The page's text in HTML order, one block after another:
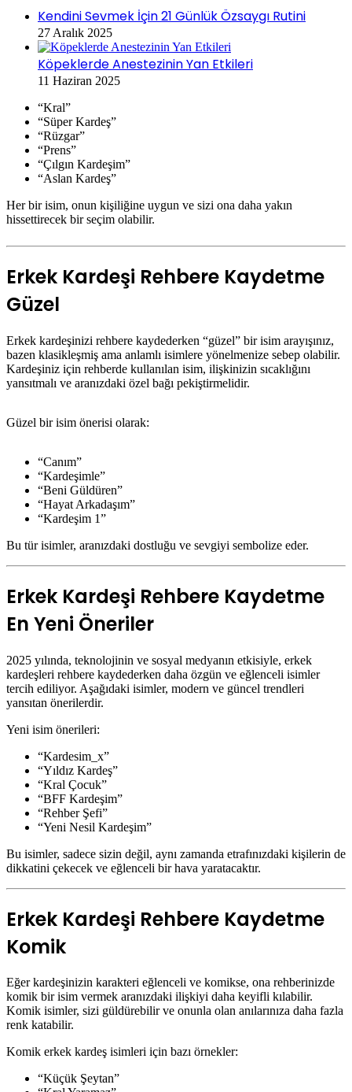
Kendini Sevmek İçin 21 Günlük Özsaygı Rutini
27 Aralık 2025
Köpeklerde Anestezinin Yan Etkileri
11 Haziran 2025
“Kral”
“Süper Kardeş”
“Rüzgar”
“Prens”
“Çılgın Kardeşim”
“Aslan Kardeş”
Her bir isim, onun kişiliğine uygun ve sizi ona daha yakın
hissettirecek bir seçim olabilir.
Erkek Kardeşi Rehbere Kaydetme
Güzel
Erkek kardeşinizi rehbere kaydederken “güzel” bir isim arayışınız,
bazen klasikleşmiş ama anlamlı isimlere yönelmenize sebep olabilir.
Kardeşiniz için rehberde kullanılan isim, ilişkinizin sıcaklığını
yansıtmalı ve aranızdaki özel bağı pekiştirmelidir.
Güzel bir isim önerisi olarak:
“Canım”
“Kardeşimle”
“Beni Güldüren”
“Hayat Arkadaşım”
“Kardeşim 1”
Bu tür isimler, aranızdaki dostluğu ve sevgiyi sembolize eder.
Erkek Kardeşi Rehbere Kaydetme
En Yeni Öneriler
2025 yılında, teknolojinin ve sosyal medyanın etkisiyle, erkek
kardeşleri rehbere kaydederken daha özgün ve eğlenceli isimler
tercih ediliyor. Aşağıdaki isimler, modern ve güncel trendleri
yansıtan önerilerdir.
Yeni isim önerileri:
“Kardesim_x”
“Yıldız Kardeş”
“Kral Çocuk”
“BFF Kardeşim”
“Rehber Şefi”
“Yeni Nesil Kardeşim”
Bu isimler, sadece sizin değil, aynı zamanda etrafınızdaki kişilerin de
dikkatini çekecek ve eğlenceli bir hava yaratacaktır.
Erkek Kardeşi Rehbere Kaydetme
Komik
Eğer kardeşinizin karakteri eğlenceli ve komikse, ona rehberinizde
komik bir isim vermek aranızdaki ilişkiyi daha keyifli kılabilir.
Komik isimler, sizi güldürebilir ve onunla olan anılarınıza daha fazla
renk katabilir.
Komik erkek kardeş isimleri için bazı örnekler:
“Küçük Şeytan”